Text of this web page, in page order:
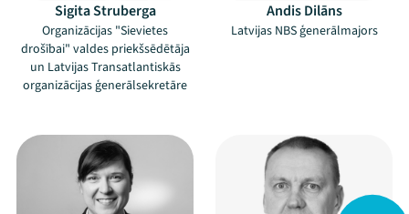
Mana programma
Sigita Struberga
Organizācijas "Sievietes
drošībai" valdes priekšsēdētāja
un Latvijas Transatlantiskās
organizācijas ģenerālsekretāre
Andis Dilāns
Latvijas NBS ģenerālmajors